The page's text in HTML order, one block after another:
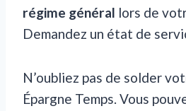
régime général lors de
Demandez un état de
N’oubliez pas de solder
Épargne Temps. Vous